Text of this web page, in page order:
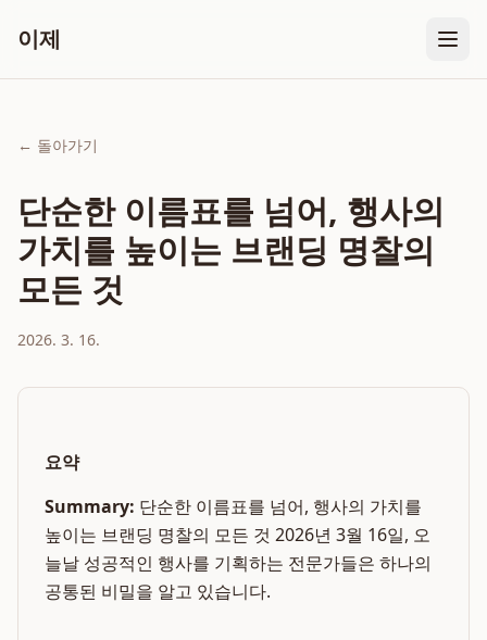
이제
← 돌아가기
단순한 이름표를 넘어, 행사의
가치를 높이는 브랜딩 명찰의
모든 것
2026. 3. 16.
요약
Summary: 단순한 이름표를 넘어, 행사의 가치를
높이는 브랜딩 명찰의 모든 것 2026년 3월 16일, 오
늘날 성공적인 행사를 기획하는 전문가들은 하나의
공통된 비밀을 알고 있습니다.